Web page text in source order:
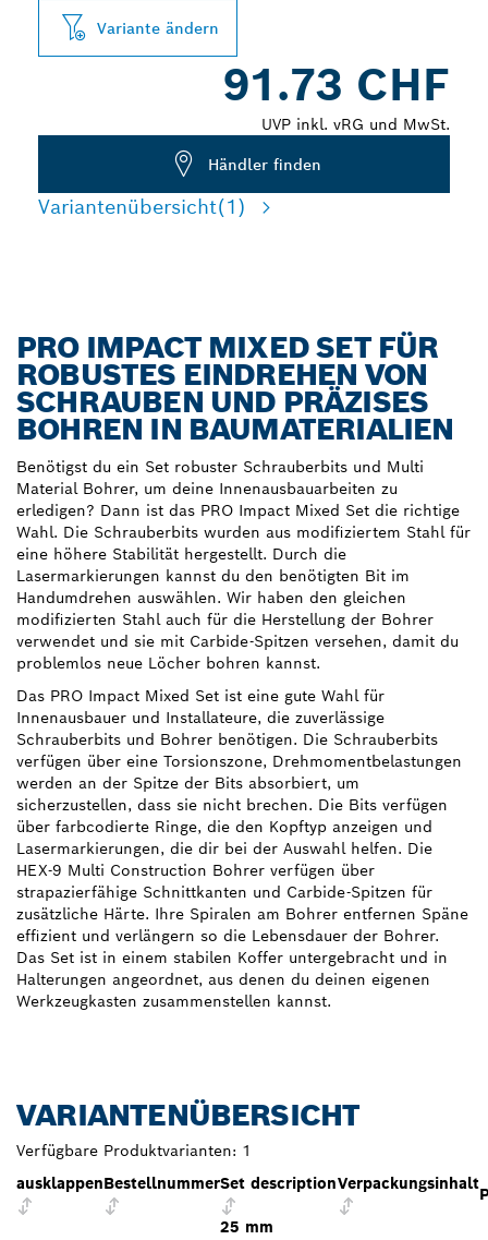
Variante ändern
91.73 CHF
UVP inkl. vRG und MwSt.
Händler finden
Variantenübersicht(1)
PRO IMPACT MIXED SET FÜR
ROBUSTES EINDREHEN VON
SCHRAUBEN UND PRÄZISES
BOHREN IN BAUMATERIALIEN
Benötigst du ein Set robuster Schrauberbits und Multi
Material Bohrer, um deine Innenausbauarbeiten zu
erledigen? Dann ist das PRO Impact Mixed Set die richtige
Wahl. Die Schrauberbits wurden aus modifiziertem Stahl für
eine höhere Stabilität hergestellt. Durch die
Lasermarkierungen kannst du den benötigten Bit im
Handumdrehen auswählen. Wir haben den gleichen
modifizierten Stahl auch für die Herstellung der Bohrer
verwendet und sie mit Carbide-Spitzen versehen, damit du
problemlos neue Löcher bohren kannst.
Das PRO Impact Mixed Set ist eine gute Wahl für
Innenausbauer und Installateure, die zuverlässige
Schrauberbits und Bohrer benötigen. Die Schrauberbits
verfügen über eine Torsionszone, Drehmomentbelastungen
werden an der Spitze der Bits absorbiert, um
sicherzustellen, dass sie nicht brechen. Die Bits verfügen
über farbcodierte Ringe, die den Kopftyp anzeigen und
Lasermarkierungen, die dir bei der Auswahl helfen. Die
HEX-9 Multi Construction Bohrer verfügen über
strapazierfähige Schnittkanten und Carbide-Spitzen für
zusätzliche Härte. Ihre Spiralen am Bohrer entfernen Späne
effizient und verlängern so die Lebensdauer der Bohrer.
Das Set ist in einem stabilen Koffer untergebracht und in
Halterungen angeordnet, aus denen du deinen eigenen
Werkzeugkasten zusammenstellen kannst.
VARIANTENÜBERSICHT
Verfügbare Produktvarianten: 1
ausklappenBestellnummerSet descriptionVerpackungsinhalt
25 mm